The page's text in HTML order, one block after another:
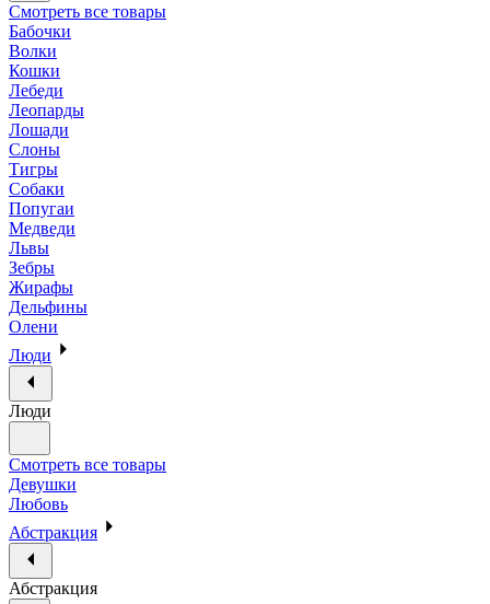
Смотреть все товары
Бабочки
Волки
Кошки
Лебеди
Леопарды
Лошади
Слоны
Тигры
Собаки
Попугаи
Медведи
Львы
Зебры
Жирафы
Дельфины
Олени
Люди
Люди
Смотреть все товары
Девушки
Любовь
Абстракция
Абстракция